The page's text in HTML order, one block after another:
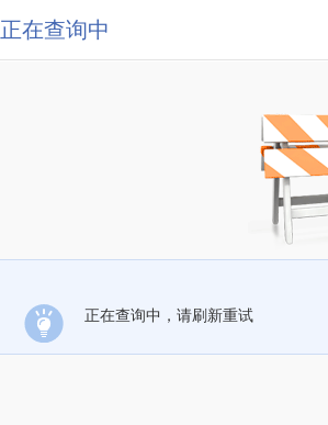
正在查询中
正在查询中，请刷新重试